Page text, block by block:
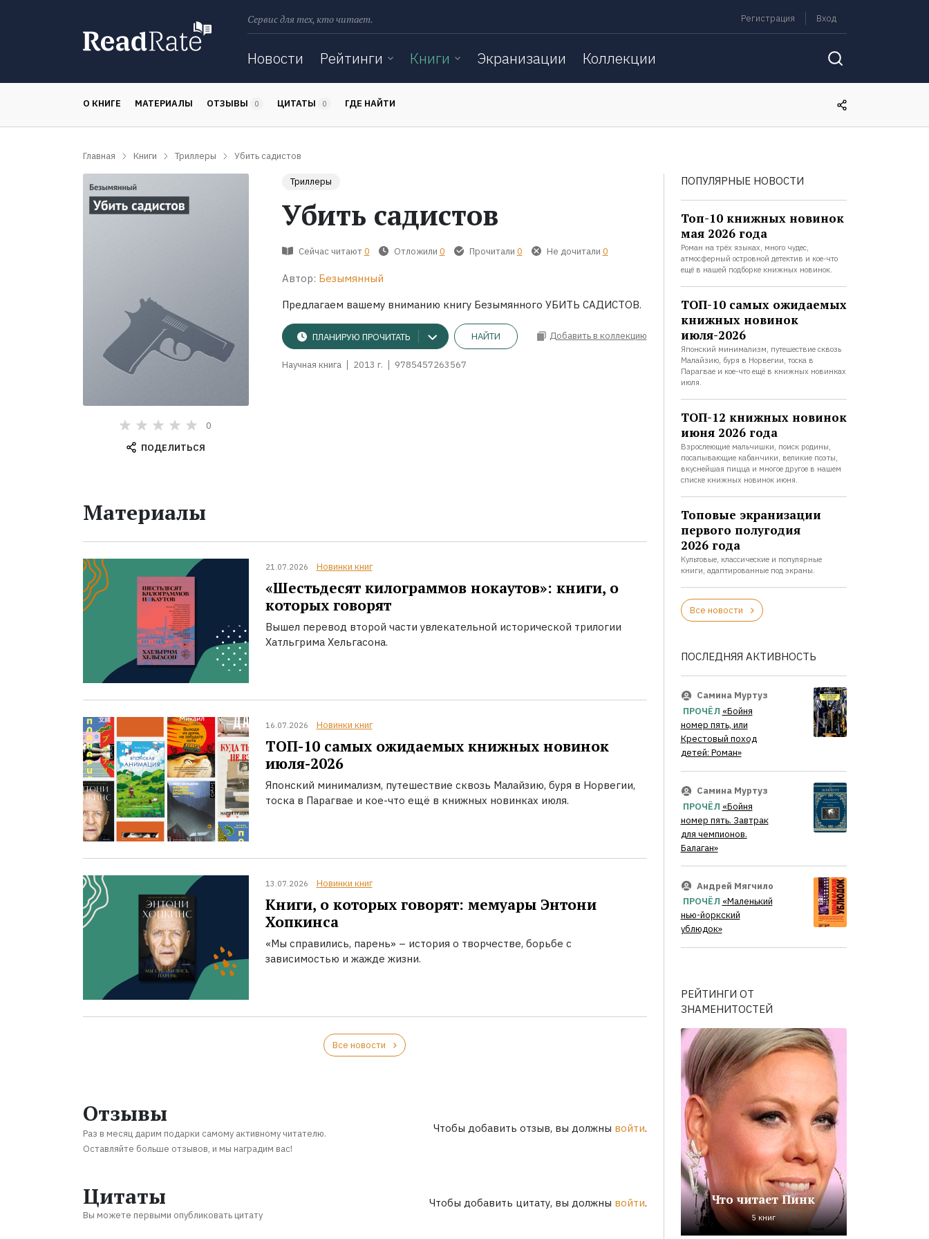
Сервис для тех, кто читает. Регистрация Вход
Новости Рейтинги Книги Экранизации Коллекции
О КНИГЕ МАТЕРИАЛЫ ОТЗЫВЫ 0 ЦИТАТЫ 0 ГДЕ НАЙТИ
Главная Книги Триллеры Убить садистов
0
ПОДЕЛИТЬСЯ
Триллеры
Убить садистов
Сейчас читают 0 Отложили 0 Прочитали 0 Не дочитали 0
Автор: Безымянный
Предлагаем вашему вниманию книгу Безымянного УБИТЬ САДИСТОВ.
ПЛАНИРУЮ ПРОЧИТАТЬ НАЙТИ Добавить в коллекцию
Научная книга 2013 г. 9785457263567
Материалы
21.07.2026 Новинки книг
«Шестьдесят килограммов нокаутов»: книги, о
которых говорят
Вышел перевод второй части увлекательной исторической трилогии
Хатльгрима Хельгасона.
16.07.2026 Новинки книг
ТОП-10 самых ожидаемых книжных новинок
июля-2026
Японский минимализм, путешествие сквозь Малайзию, буря в Норвегии,
тоска в Парагвае и кое-что ещё в книжных новинках июля.
13.07.2026 Новинки книг
Книги, о которых говорят: мемуары Энтони
Хопкинса
«Мы справились, парень» – история о творчестве, борьбе с
зависимостью и жажде жизни.
Все новости
Отзывы
Раз в месяц дарим подарки самому активному читателю.
Оставляйте больше отзывов, и мы наградим вас!
Чтобы добавить отзыв, вы должны войти.
Цитаты
Вы можете первыми опубликовать цитату
Чтобы добавить цитату, вы должны войти.
ПОПУЛЯРНЫЕ НОВОСТИ
Топ-10 книжных новинок
мая 2026 года
Роман на трёх языках, много чудес,
атмосферный островной детектив и кое-что
ещё в нашей подборке книжных новинок.
ТОП-10 самых ожидаемых
книжных новинок
июля-2026
Японский минимализм, путешествие сквозь
Малайзию, буря в Норвегии, тоска в
Парагвае и кое-что ещё в книжных новинках
июля.
ТОП-12 книжных новинок
июня 2026 года
Взрослеющие мальчишки, поиск родины,
посапывающие кабанчики, великие поэты,
вкуснейшая пицца и многое другое в нашем
списке книжных новинок июня.
Топовые экранизации
первого полугодия
2026 года
Культовые, классические и популярные
книги, адаптированные под экраны.
Все новости
ПОСЛЕДНЯЯ АКТИВНОСТЬ
Самина Муртуз
ПРОЧЁЛ «Бойня
номер пять, или
Крестовый поход
детей: Роман»
Самина Муртуз
ПРОЧЁЛ «Бойня
номер пять. Завтрак
для чемпионов.
Балаган»
Андрей Мягчило
ПРОЧЁЛ «Маленький
нью-йоркский
ублюдок»
РЕЙТИНГИ ОТ
ЗНАМЕНИТОСТЕЙ
Что читает Пинк
5 книг